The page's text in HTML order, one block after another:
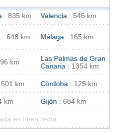
: 835 km Valencia : 546 km
: 648 km Málaga : 165 km
km
Las Palmas de Gran
Canaria : 1354 km
501 km Córdoba : 125 km
km Gijón : 684 km
en línea recta